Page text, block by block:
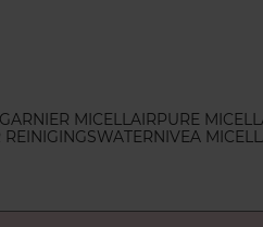
GARNIER MICELLAIRPURE
NIVEA